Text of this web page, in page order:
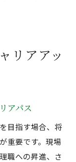
リアアッ
アパス
目指す場合、将
重要です。現場
職への昇進、さ